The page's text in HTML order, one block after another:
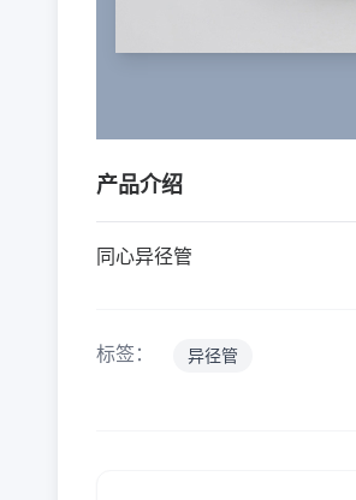
产品介绍
同心异径管
标签： 异径管